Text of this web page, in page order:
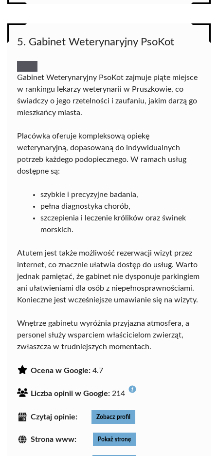
5. Gabinet Weterynaryjny PsoKot
Gabinet Weterynaryjny PsoKot zajmuje piąte miejsce
w rankingu lekarzy weterynarii w Pruszkowie, co
świadczy o jego rzetelności i zaufaniu, jakim darzą go
mieszkańcy miasta.
Placówka oferuje kompleksową opiekę
weterynaryjną, dopasowaną do indywidualnych
potrzeb każdego podopiecznego. W ramach usług
dostępne są:
szybkie i precyzyjne badania,
pełna diagnostyka chorób,
szczepienia i leczenie królików oraz świnek
morskich.
Atutem jest także możliwość rezerwacji wizyt przez
internet, co znacznie ułatwia dostęp do usług. Warto
jednak pamiętać, że gabinet nie dysponuje parkingiem
ani ułatwieniami dla osób z niepełnosprawnościami.
Konieczne jest wcześniejsze umawianie się na wizyty.
Wnętrze gabinetu wyróżnia przyjazna atmosfera, a
personel służy wsparciem właścicielom zwierząt,
zwłaszcza w trudniejszych momentach.
Ocena w Google: 4.7
Liczba opinii w Google: 214
Czytaj opinie: Zobacz profil
Strona www: Pokaż stronę